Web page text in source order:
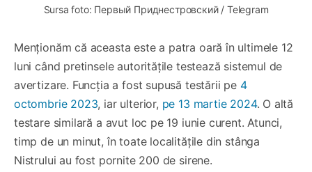
Sursa foto: Первый Приднестровский / Telegram
Menționăm că aceasta este a patra oară în ultimele 12
luni când pretinsele autoritățile testează sistemul de
avertizare. Funcția a fost supusă testării pe 4
octombrie 2023, iar ulterior, pe 13 martie 2024. O altă
testare similară a avut loc pe 19 iunie curent. Atunci,
timp de un minut, în toate localitățile din stânga
Nistrului au fost pornite 200 de sirene.